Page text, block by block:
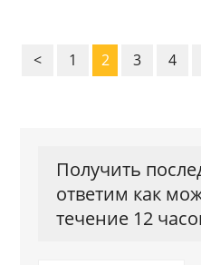
< 1 2 3 4
Получить
ответим как
течение 12